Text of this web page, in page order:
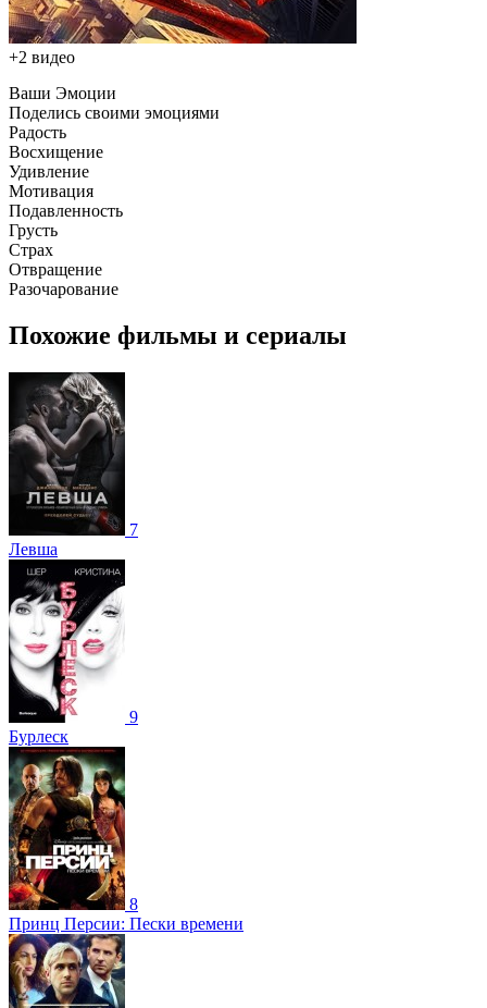
+2 видео
Ваши Эмоции
Поделись своими эмоциями
Радость
Восхищение
Удивление
Мотивация
Подавленность
Грусть
Страх
Отвращение
Разочарование
Похожие фильмы и сериалы
7
Левша
9
Бурлеск
8
Принц Персии: Пески времени